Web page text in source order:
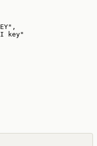
" ,
key"